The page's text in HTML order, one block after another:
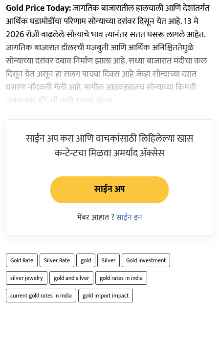
Gold Price Today:जागतिक बाजारातील हालचाली आणि देशांतर्गत
आर्थिक घडामोडींचा परिणाम सोन्याच्या दरांवर दिसून येत आहे. 13 मे
2026 रोजी वाढलेले सोन्याचे भाव त्यानंतर सतत घसरू लागले आहेत.
जागतिक बाजारात डॉलरची मजबुती आणि आर्थिक अनिश्चिततेमुळे
सोन्याच्या दरांवर दबाव निर्माण झाला आहे. सध्या बाजारात मंदीचा कल
दिसून येत असून हा सलग पाचवा दिवस आहे जेव्हा सोन्याच्या दरात
घसरण नोंदवली गेली आहे. मागील आठवड्यातच सोन्याच्या किमती
जवळपास 4% नी कमी झाल्या होत्या.
साईन अप करा आणि वाचकांसाठी लिहिलेल्या खास
कन्टेन्टचा मिळवा अमर्याद ॲक्सेस
साईन अप
मेंबर आहात ?साईन इन
Gold Rate Silver Rate gold Silver
Gold Investment
silver jewelry
gold and silver
gold rates in india
current gold rates in India
gold import impact